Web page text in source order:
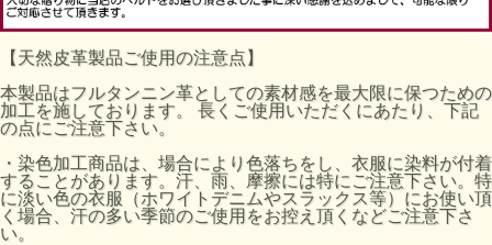
【天然皮革製品ご使用の注意点】
本製品はフルタンニン革としての素材感を最大限に保つための
加工を施しております。 長くご使用いただくにあたり、下記
の点にご注意下さい。
・染色加工商品は、場合により色落ちをし、衣服に染料が付着
することがあります。汗、雨、摩擦には特にご注意下さい。特
に淡い色の衣服（ホワイトデニムやスラックス等）にお使い頂
く場合、汗の多い季節のご使用をお控え頂くなどご注意下さ
い。